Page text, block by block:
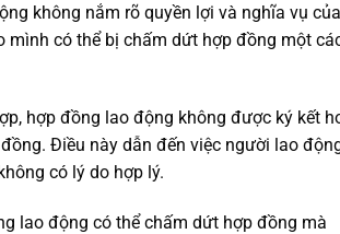
không nắm rõ quyền lợi và nghĩa vụ của
mình có thể bị chấm dứt hợp đồng một
hợp đồng lao động không được ký kết
Điều này dẫn đến việc người lao
có lý do hợp lý.
lao động có thể chấm dứt hợp đồng mà